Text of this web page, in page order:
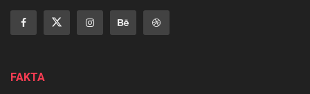
FAKTA